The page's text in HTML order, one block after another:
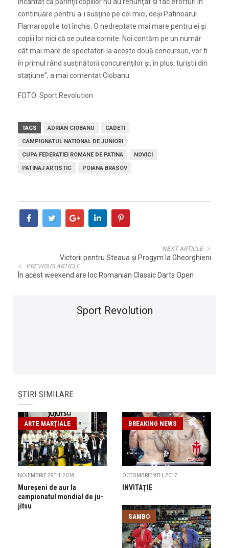
continuare pentru a-i susţine pe cei mici, deşi Patinoarul
Flamaropol e tot închis. O nedreptate mai mare pentru ei şi
copiii lor nici că se putea comite. Noi contăm pe un număr
cât mai mare de spectatori la aceste două concursuri, vor fi
în primul rând susţinătorii concurenţilor şi, în plus, turiştii din
staţiune”, a mai comentat Ciobanu.
FOTO: Sport Revolution
TAGS ADRIAN CIOBANU
CADETI
CAMPIONATUL NATIONAL DE JUNIORI
CUPA FEDERATIEI ROMANE DE PATINA
NOVICI
PATINAJ ARTISTIC
POIANA BRASOV
NEXT ARTICLE
Victorii pentru Steaua şi Progym la Gheorghieni
PREVIOUS ARTICLE
În acest weekend are loc Romanian Classic Darts Open
Sport Revolution
ȘTIRI SIMILARE
ARTE MARŢIALE
NOIEMBRIE 29TH, 2018
Mureșeni de aur la
campionatul mondial de ju-
jitsu
BREAKING NEWS
OCTOMBRIE 9TH, 2017
INVITAȚIE
SAMBO